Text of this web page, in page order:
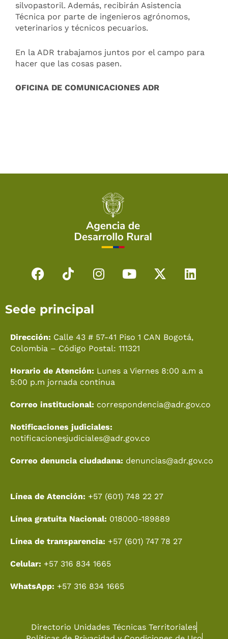
silvopastoril. Además, recibirán Asistencia
Técnica por parte de ingenieros agrónomos,
veterinarios y técnicos pecuarios.
En la ADR trabajamos juntos por el campo para
hacer que las cosas pasen.
OFICINA DE COMUNICACIONES ADR
F
e
o
o
T
t
k
I
g
r
m
Y
b
e
X
t
r
L
d
Sede principal
Dirección: Calle 43 # 57-41 Piso 1 CAN Bogotá,
Colombia – Código Postal: 111321
Horario de Atención: Lunes a Viernes 8:00 a.m a
5:00 p.m jornada continua
Correo institucional: correspondencia@adr.gov.co
Notificaciones judiciales:
notificacionesjudiciales@adr.gov.co
Correo denuncia ciudadana: denuncias@adr.gov.co
Línea de Atención: +57 (601) 748 22 27
Línea gratuita Nacional: 018000-189889
Línea de transparencia: +57 (601) 747 78 27
Celular: +57 316 834 1665
WhatsApp: +57 316 834 1665
Directorio Unidades Técnicas Territoriales